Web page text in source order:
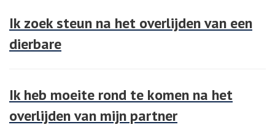
Ik zoek steun na het overlijden van een
dierbare
Ik heb moeite rond te komen na het
overlijden van mijn partner